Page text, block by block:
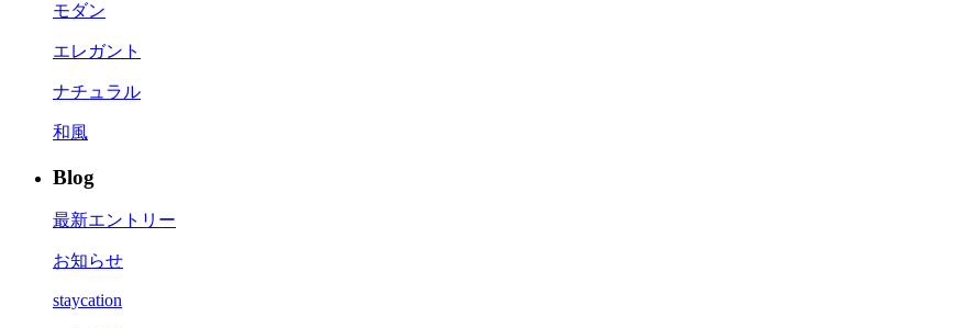
モダン
エレガント
ナチュラル
和風
Blog
最新エントリー
お知らせ
staycation